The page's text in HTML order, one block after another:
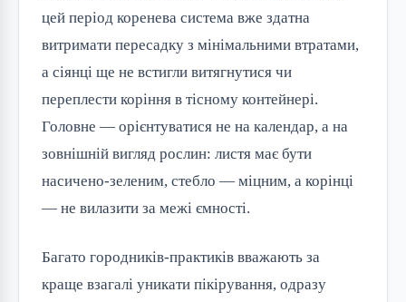
цей період коренева система вже здатна
витримати пересадку з мінімальними втратами,
а сіянці ще не встигли витягнутися чи
переплести коріння в тісному контейнері.
Головне — орієнтуватися не на календар, а на
зовнішній вигляд рослин: листя має бути
насичено-зеленим, стебло — міцним, а корінці
— не вилазити за межі ємності.
Багато городників-практиків вважають за
краще взагалі уникати пікірування, одразу